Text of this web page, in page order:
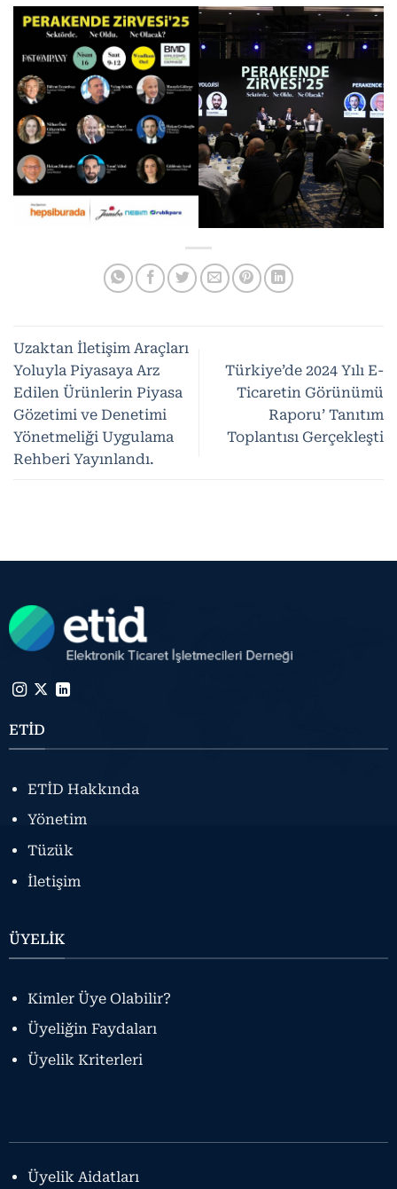
Uzaktan İletişim Araçları
Yoluyla Piyasaya Arz
Edilen Ürünlerin Piyasa
Gözetimi ve Denetimi
Yönetmeliği Uygulama
Rehberi Yayınlandı.
Türkiye’de 2024 Yılı E-
Ticaretin Görünümü
Raporu’ Tanıtım
Toplantısı Gerçekleşti
ETİD
ETİD Hakkında
Yönetim
Tüzük
İletişim
ÜYELİK
Kimler Üye Olabilir?
Üyeliğin Faydaları
Üyelik Kriterleri
Üyelik Aidatları